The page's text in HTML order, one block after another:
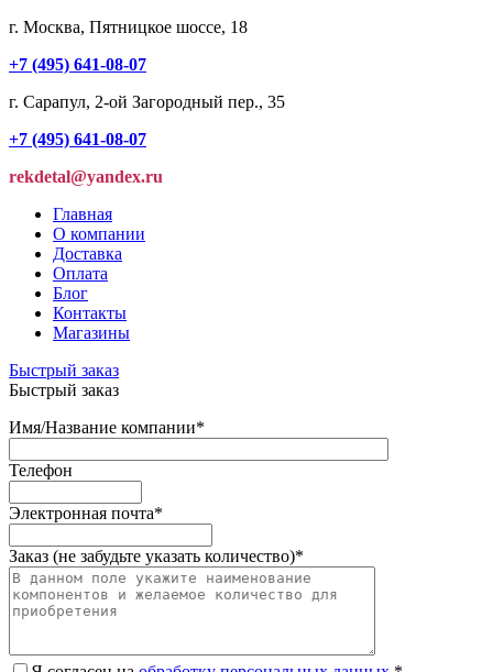
г. Москва, Пятницкое шоссе, 18
+7 (495) 641-08-07
г. Сарапул, 2-ой Загородный пер., 35
+7 (495) 641-08-07
rekdetal@yandex.ru
Главная
О компании
Доставка
Оплата
Блог
Контакты
Магазины
Быстрый заказ
Быстрый заказ
Имя/Название компании*
Телефон
Электронная почта*
Заказ (не забудьте указать количество)*